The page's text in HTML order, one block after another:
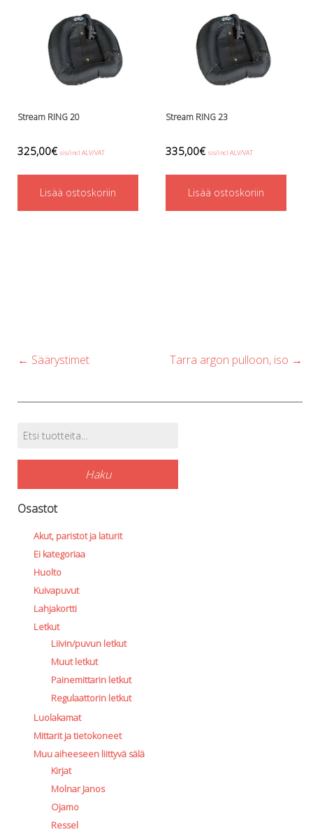
Stream RING 20
325,00€ sis/incl ALV/VAT
Lisää ostoskoriin
Stream RING 23
335,00€ sis/incl ALV/VAT
Lisää ostoskoriin
Post
← Säärystimet Tarra argon pulloon, iso →
Tuotehaku
Etsi:
Haku
Osastot
Akut, paristot ja laturit
Ei kategoriaa
Huolto
Kuivapuvut
Lahjakortti
Letkut
Liivin/puvun letkut
Muut letkut
Painemittarin letkut
Regulaattorin letkut
Luolakamat
Mittarit ja tietokoneet
Muu aiheeseen liittyvä sälä
Kirjat
Molnar Janos
Ojamo
Ressel